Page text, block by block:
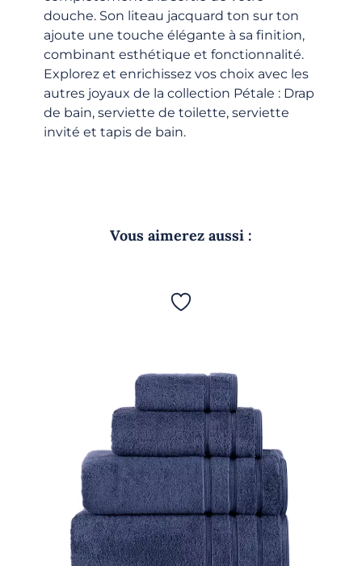
douche. Son liteau jacquard ton sur ton
ajoute une touche élégante à sa finition,
combinant esthétique et fonctionnalité.
Explorez et enrichissez vos choix avec les
autres joyaux de la collection Pétale : Drap
de bain, serviette de toilette, serviette
invité et tapis de bain.
Vous aimerez aussi :